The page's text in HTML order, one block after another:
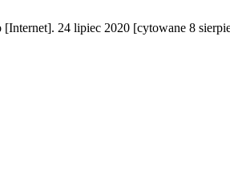
24 lipiec 2020 [cytowane 8